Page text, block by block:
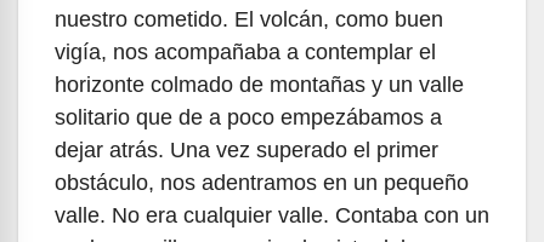
nuestro cometido. El volcán, como buen
vigía, nos acompañaba a contemplar el
horizonte colmado de montañas y un valle
solitario que de a poco empezábamos a
dejar atrás. Una vez superado el primer
obstáculo, nos adentramos en un pequeño
valle. No era cualquier valle. Contaba con un